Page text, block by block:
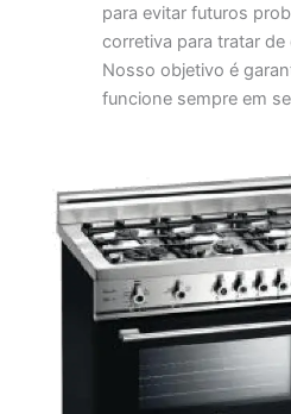
para evitar futuros
corretiva para tratar
Nosso objetivo é
funcione sempre em